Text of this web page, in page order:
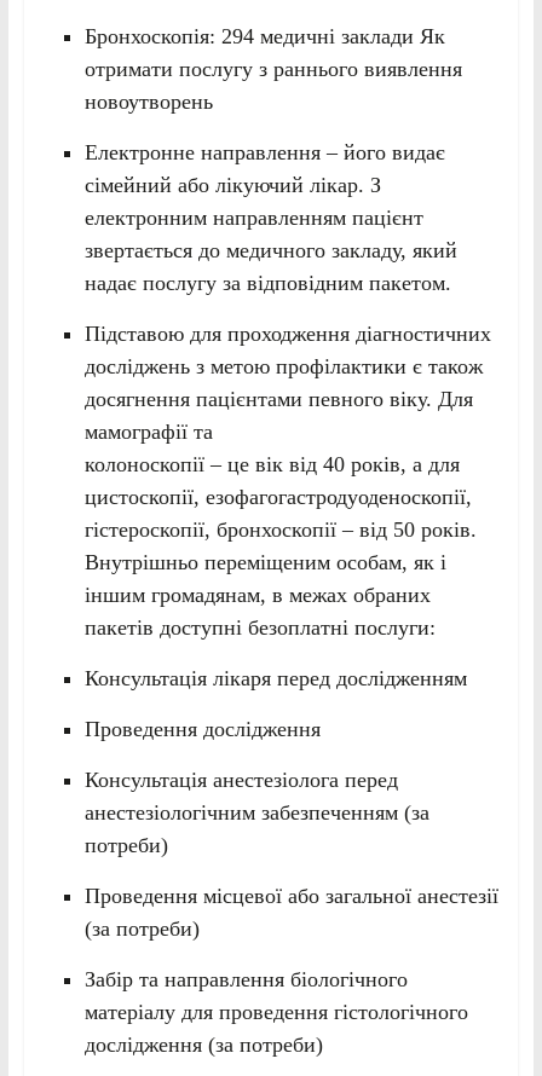
Бронхоскопія: 294 медичні заклади Як
отримати послугу з раннього виявлення
новоутворень
Електронне направлення – його видає
сімейний або лікуючий лікар. З
електронним направленням пацієнт
звертається до медичного закладу, який
надає послугу за відповідним пакетом.
Підставою для проходження діагностичних
досліджень з метою профілактики є також
досягнення пацієнтами певного віку. Для
мамографії та
колоноскопії – це вік від 40 років, а для
цистоскопії, езофагогастродуоденоскопії,
гістероскопії, бронхоскопії – від 50 років.
Внутрішньо переміщеним особам, як і
іншим громадянам, в межах обраних
пакетів доступні безоплатні послуги:
Консультація лікаря перед дослідженням
Проведення дослідження
Консультація анестезіолога перед
анестезіологічним забезпеченням (за
потреби)
Проведення місцевої або загальної анестезії
(за потреби)
Забір та направлення біологічного
матеріалу для проведення гістологічного
дослідження (за потреби)